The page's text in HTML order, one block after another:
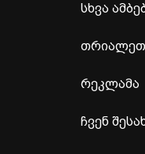
სხვა
რეკლამა
ჩვენ